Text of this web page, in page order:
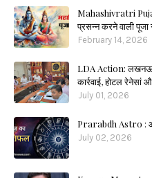
Mahashivratri Puja
प्रसन्न करने वाली
February 14, 2026
LDA Action: लखनऊ
कार्रवाई, होटल रेनेसां
July 01, 2026
Prarabdh Astro :
July 02, 2026